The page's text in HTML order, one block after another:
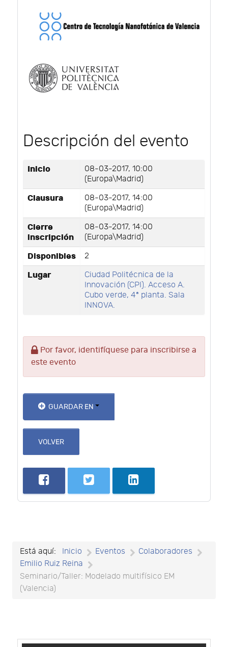
Descripción del evento
Inicio
08-03-2017, 10:00
(Europa\Madrid)
Clausura
08-03-2017, 14:00
(Europa\Madrid)
Cierre
inscripción
08-03-2017, 14:00
(Europa\Madrid)
Disponibles 2
Lugar
Ciudad Politécnica de la
Innovación (CPI). Acceso A.
Cubo verde, 4ª planta. Sala
INNOVA.
Por favor, identifíquese para inscribirse a
este evento
GUARDAR EN
VOLVER
Está aquí: Inicio Eventos
Colaboradores
Emilio Ruiz Reina
Seminario/Taller: Modelado multifísico EM
(Valencia)